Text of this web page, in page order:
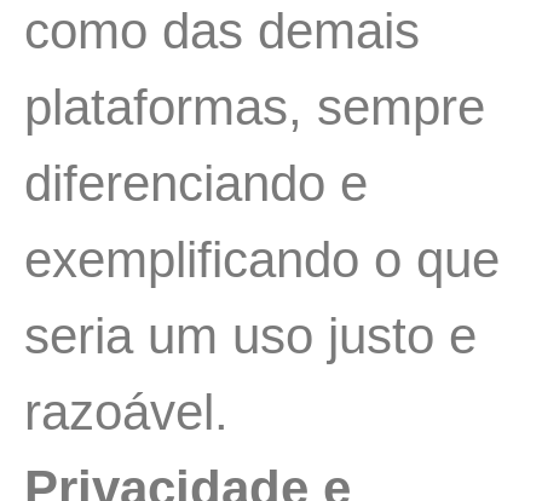
como das demais
plataformas, sempre
diferenciando e
exemplificando o que
seria um uso justo e
razoável.
Privacidade e